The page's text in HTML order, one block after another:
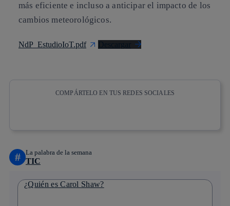
más eficiente e incluso a anticipar el impacto de los
cambios meteorológicos.
NdP_EstudioIoT.pdf Descargar
COMPÁRTELO EN TUS REDES SOCIALES
# La palabra de la semana
TIC
¿Quién es Carol Shaw?